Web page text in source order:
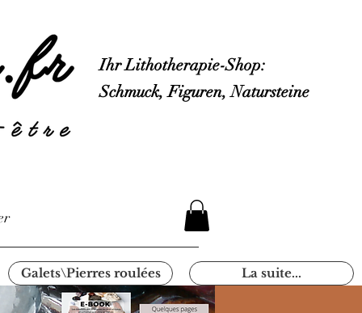
Ihr Lithotherapie-Shop:
Schmuck, Figuren, Natursteine
Galets\Pierres roulées La suite...